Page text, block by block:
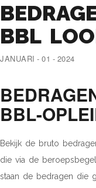
BBL
JANUARI - 01 - 2024
BBL-
Bekijk de bruto
die via de
staan de bedragen die